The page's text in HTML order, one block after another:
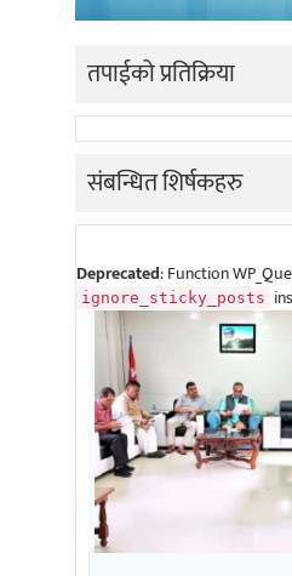
तपाईको प्रतिक्रिया
संबन्धित शिर्षकहरु
Deprecated: Function
ignore_sticky_posts